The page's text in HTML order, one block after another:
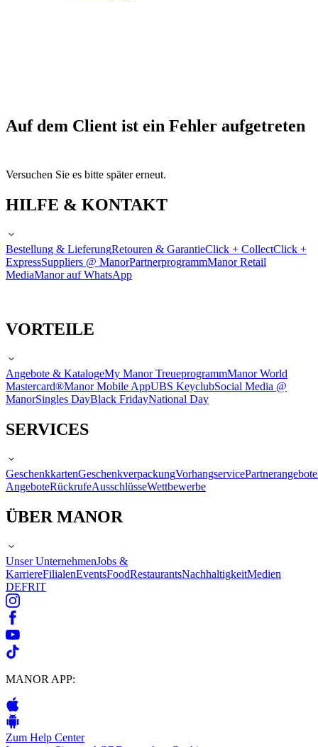
Auf dem Client ist ein Fehler aufgetreten
Versuchen Sie es bitte später erneut.
HILFE & KONTAKT
Bestellung & LieferungRetouren & GarantieClick + CollectClick +
ExpressSuppliers @ ManorPartnerprogrammManor Retail
MediaManor auf WhatsApp
VORTEILE
Angebote & KatalogeMy Manor TreueprogrammManor World
Mastercard®Manor Mobile AppUBS KeyclubSocial Media @
ManorSingles DayBlack FridayNational Day
SERVICES
GeschenkkartenGeschenkverpackungVorhangservicePartnerangebote
AngeboteRückrufeAusschlüsseWettbewerbe
ÜBER MANOR
Unser UnternehmenJobs &
KarriereFilialenEventsFoodRestaurantsNachhaltigkeitMedien
DEFRIT
MANOR APP:
Zum Help Center